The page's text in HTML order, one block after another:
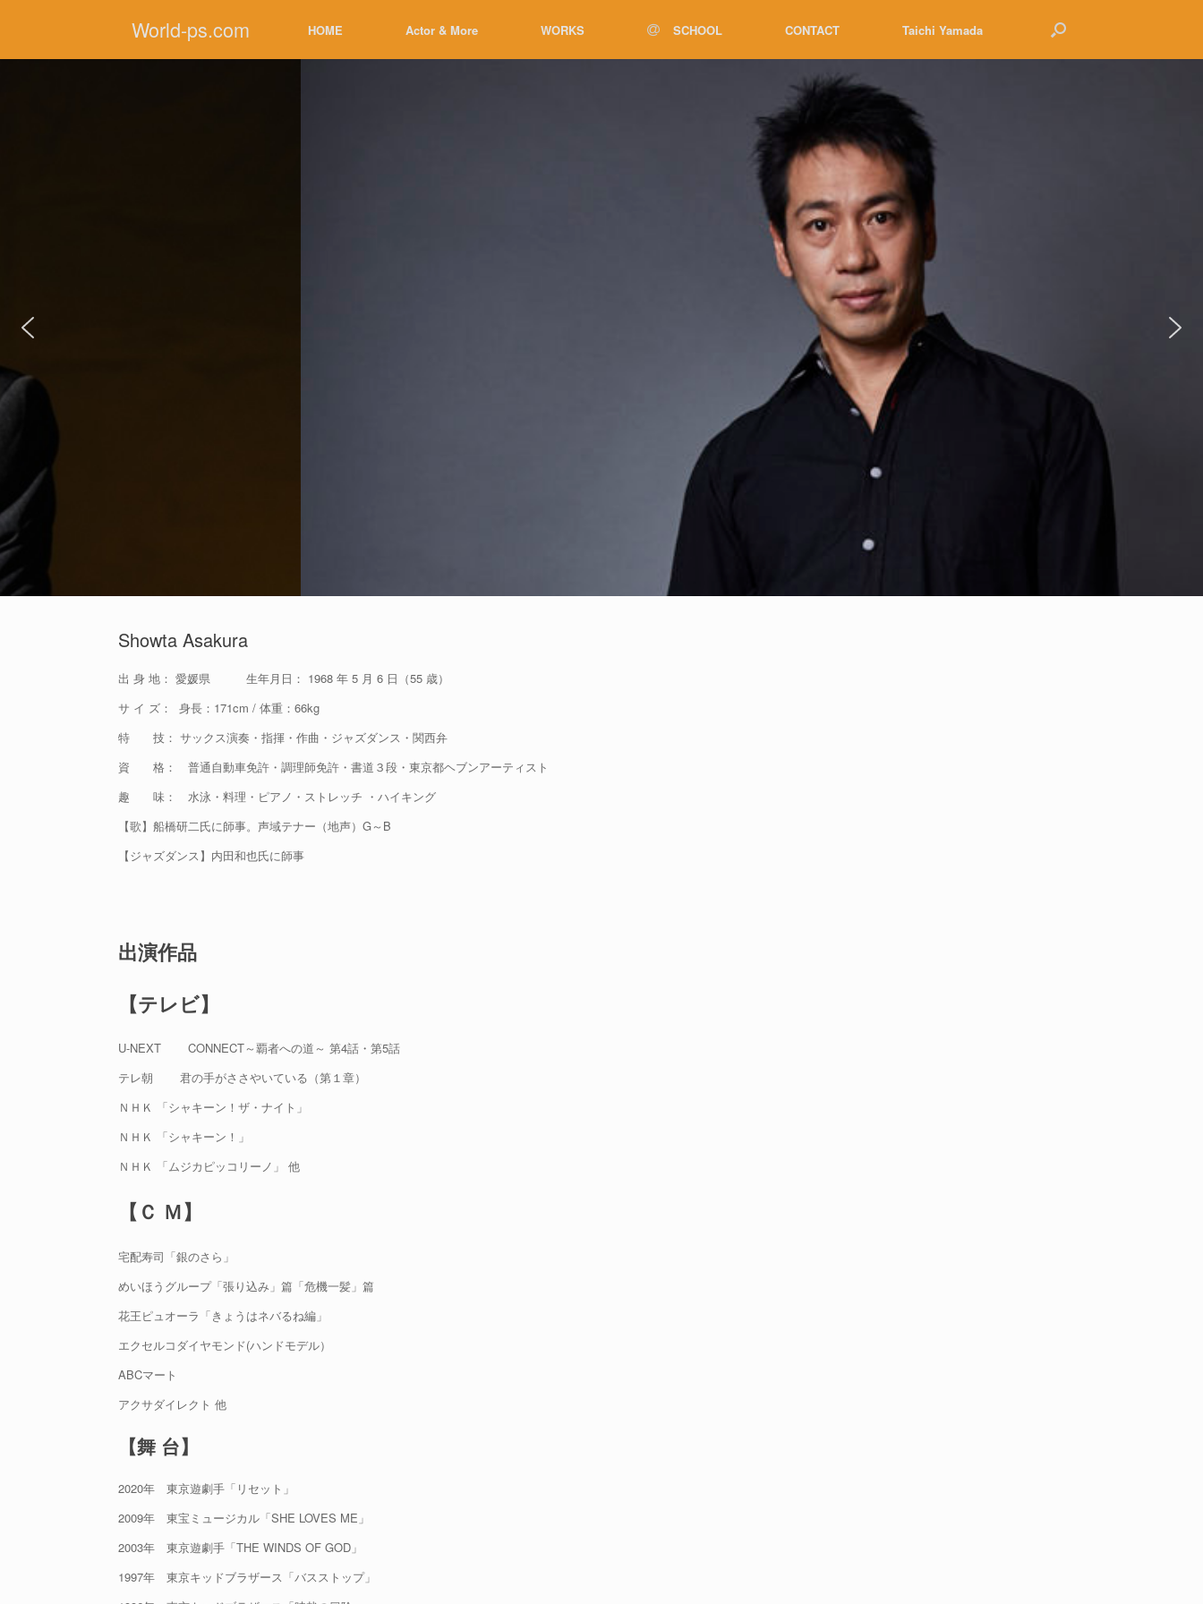
ン
World-ps.com HOME Actor & More WORKS SCHOOL CONTACT Taichi Yamada
Showta Asakura
出 身 地： 愛媛県 生年月日： 1968 年 5 月 6 日（55 歳）
サ イ ズ： 身長：171cm / 体重：66kg
特 技： サックス演奏・指揮・作曲・ジャズダンス・関西弁
資 格： 普通自動車免許・調理師免許・書道３段・東京都ヘブンアーティスト
趣 味： 水泳・料理・ピアノ・ストレッチ ・ハイキング
【歌】船橋研二氏に師事。声域テナー（地声）G～B
【ジャズダンス】内田和也氏に師事
出演作品
【テレビ】
U-NEXT CONNECT～覇者への道～ 第4話・第5話
テレ朝 君の手がささやいている（第１章）
ＮＨＫ 「シャキーン！ザ・ナイト」
ＮＨＫ 「シャキーン！」
ＮＨＫ 「ムジカピッコリーノ」 他
【Ｃ Ｍ】
宅配寿司「銀のさら」
めいほうグループ「張り込み」篇「危機一髪」篇
花王ピュオーラ「きょうはネバるね編」
エクセルコダイヤモンド(ハンドモデル）
ABCマート
アクサダイレクト 他
【舞 台】
2020年 東京遊劇手「リセット」
2009年 東宝ミュージカル「SHE LOVES ME」
2003年 東京遊劇手「THE WINDS OF GOD」
1997年 東京キッドブラザース「バスストップ」